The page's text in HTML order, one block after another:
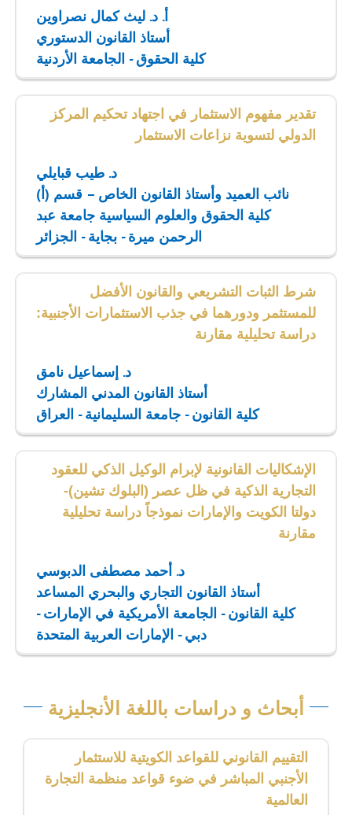
أ. د. ليث كمال نصراوين
أستاذ القانون الدستوري
كلية الحقوق - الجامعة الأردنية
تقدير مفهوم الاستثمار في اجتهاد تحكيم المركز
الدولي لتسوية نزاعات الاستثمار
د. طيب قبايلي
نائب العميد وأستاذ القانون الخاص – قسم (أ)
كلية الحقوق والعلوم السياسية جامعة عبد
الرحمن ميرة - بجاية - الجزائر
شرط الثبات التشريعي والقانون الأفضل
للمستثمر ودورهما في جذب الاستثمارات الأجنبية:
دراسة تحليلية مقارنة
د. إسماعيل نامق
أستاذ القانون المدني المشارك
كلية القانون - جامعة السليمانية - العراق
الإشكاليات القانونية لإبرام الوكيل الذكي للعقود
التجارية الذكية في ظل عصر (البلوك تشين)-
دولتا الكويت والإمارات نموذجاً دراسة تحليلية
مقارنة
د. أحمد مصطفى الدبوسي
أستاذ القانون التجاري والبحري المساعد
كلية القانون - الجامعة الأمريكية في الإمارات -
دبي - الإمارات العربية المتحدة
أبحاث و دراسات باللغة الأنجليزية
التقييم القانوني للقواعد الكويتية للاستثمار
الأجنبي المباشر في ضوء قواعد منظمة التجارة
العالمية